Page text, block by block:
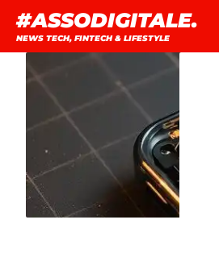
contenuto
#ASSODIGITALE.
NEWS TECH, FINTECH & LIFESTYLE